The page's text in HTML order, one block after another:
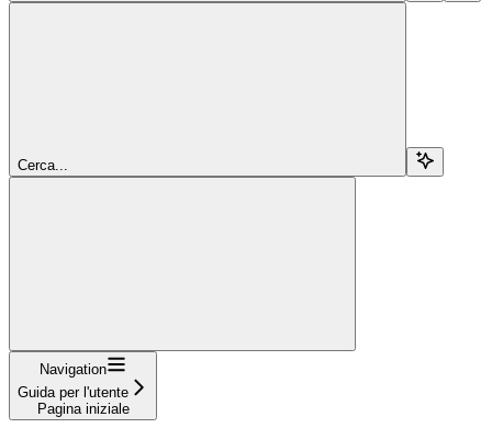
Cerca...
Navigation
Guida per l'utente
Pagina iniziale